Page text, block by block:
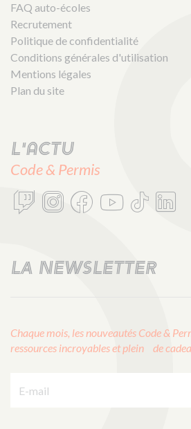
FAQ auto-écoles
Recrutement
Politique de confidentialité
Conditions générales d'utilisation
Mentions légales
Plan du site
L'actu
Code & Permis
LA NEWSLETTER
Chaque mois, les nouveautés Code &
ressources incroyables et plein de